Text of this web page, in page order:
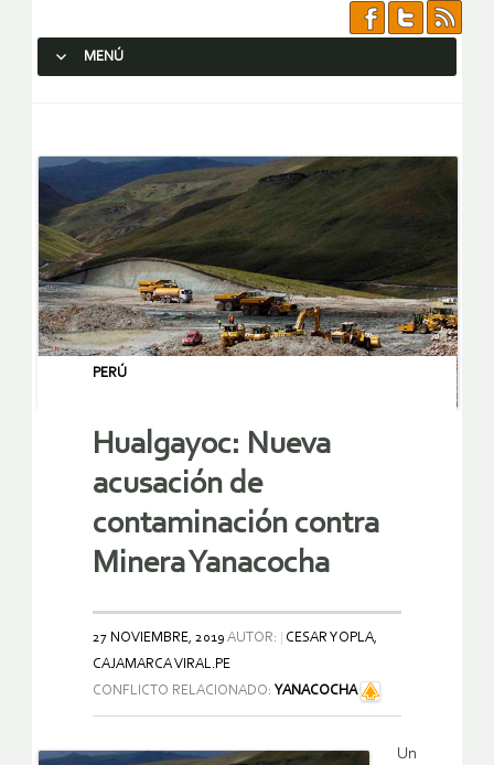
MENÚ
PERÚ
Hualgayoc: Nueva
acusación de
contaminación contra
Minera Yanacocha
27 NOVIEMBRE, 2019 AUTOR:
CESAR YOPLA,
CAJAMARCA VIRAL.PE
CONFLICTO RELACIONADO: YANACOCHA
Un